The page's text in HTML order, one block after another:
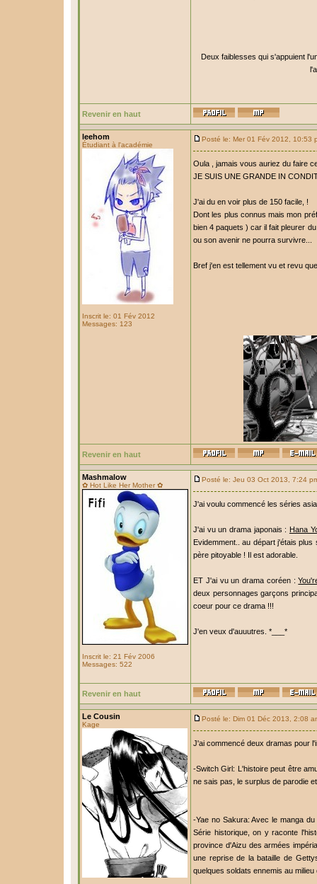
Deux faiblesses qui s'appuient
Revenir en haut
leehom
Étudiant à l'académie
Inscrit le: 01 Fév 2012
Messages: 123
Posté le: Mer 01 Fév 2012, 10:53
Oula , jamais vous auriez du faire
JE SUIS UNE GRANDE IN
J'ai du en voir plus de 150 facile, !
Dont les plus connus mais mon
bien 4 paquets ) car il fait pleurer
ou son avenir ne pourra survivre...
Bref j'en est tellement vu et revu
Revenir en haut
Mashmalow
✿ Hot Like Her Mother ✿
Inscrit le: 21 Fév 2006
Messages: 522
Posté le: Jeu 03 Oct 2013, 7:24
J'ai voulu commencé les séries
J'ai vu un drama japonais : Hana
Evidemment.. au départ j'étais
père pitoyable ! Il est adorable.
ET J'ai vu un drama coréen :
deux personnages garçons
coeur pour ce drama !!!
J'en veux d'auuutres. *___*
Revenir en haut
Le Cousin
Kage
Posté le: Dim 01 Déc 2013, 2:08
J'ai commencé deux dramas pour
-Switch Girl: L'histoire peut être
ne sais pas, le surplus de parodie
-Yae no Sakura: Avec le manga
Série historique, on y raconte
province d'Aizu des armées
une reprise de la bataille de
quelques soldats ennemis au